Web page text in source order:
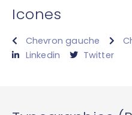
Icones
Chevron gauche
Linkedin
Twitter